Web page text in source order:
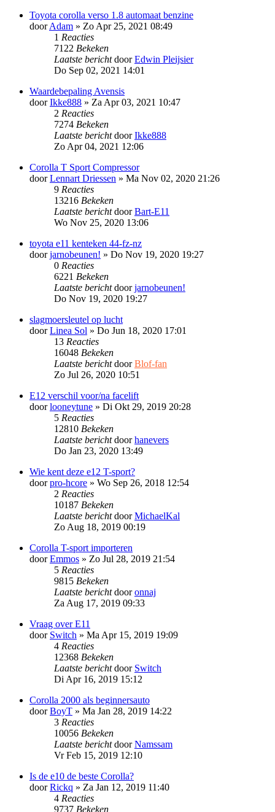
Toyota corolla verso 1.8 automaat benzine
doorAdam » Zo Apr 25, 2021 08:49
1 Reacties
7122 Bekeken
Laatste berichtdoorEdwin Pleijsier
Do Sep 02, 2021 14:01
Waardebepaling Avensis
doorIkke888 » Za Apr 03, 2021 10:47
2 Reacties
7274 Bekeken
Laatste berichtdoorIkke888
Zo Apr 04, 2021 12:06
Corolla T Sport Compressor
doorLennart Driessen » Ma Nov 02, 2020 21:26
9 Reacties
13216 Bekeken
Laatste berichtdoorBart-E11
Wo Nov 25, 2020 13:06
toyota e11 kenteken 44-fz-nz
doorjarnobeunen! » Do Nov 19, 2020 19:27
0 Reacties
6221 Bekeken
Laatste berichtdoorjarnobeunen!
Do Nov 19, 2020 19:27
slagmoersleutel op lucht
doorLinea Sol » Do Jun 18, 2020 17:01
13 Reacties
16048 Bekeken
Laatste berichtdoorBlof-fan
Zo Jul 26, 2020 10:51
E12 verschil voor/na facelift
doorlooneytune » Di Okt 29, 2019 20:28
5 Reacties
12810 Bekeken
Laatste berichtdoorhanevers
Do Jan 23, 2020 13:49
Wie kent deze e12 T-sport?
doorpro-hcore » Wo Sep 26, 2018 12:54
2 Reacties
10187 Bekeken
Laatste berichtdoorMichaelKal
Zo Aug 18, 2019 00:19
Corolla T-sport importeren
doorEmmos » Zo Jul 28, 2019 21:54
5 Reacties
9815 Bekeken
Laatste berichtdooronnaj
Za Aug 17, 2019 09:33
Vraag over E11
door Switch » Ma Apr 15, 2019 19:09
4 Reacties
12368 Bekeken
Laatste berichtdoor Switch
Di Apr 16, 2019 15:12
Corolla 2000 als beginnersauto
doorBoyT » Ma Jan 28, 2019 14:22
3 Reacties
10056 Bekeken
Laatste berichtdoorNamssam
Vr Feb 15, 2019 12:10
Is de e10 de beste Corolla?
doorRickq » Za Jan 12, 2019 11:40
4 Reacties
9737 Bekeken